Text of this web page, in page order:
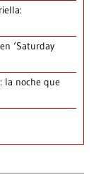
‘Saturday
la noche que